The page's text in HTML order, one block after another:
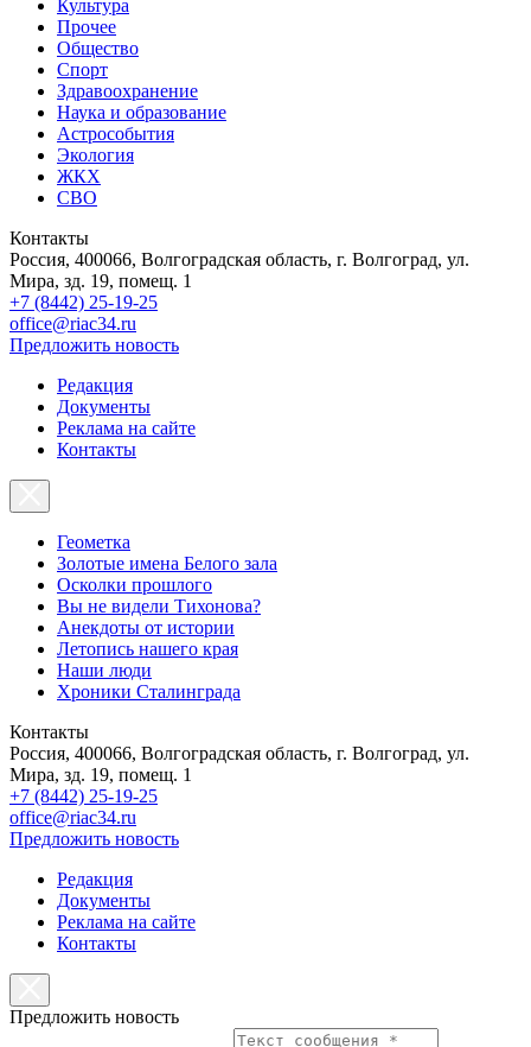
Культура
Прочее
Общество
Спорт
Здравоохранение
Наука и образование
Астрособытия
Экология
ЖКХ
СВО
Контакты
Россия, 400066, Волгоградская область, г. Волгоград, ул.
Мира, зд. 19, помещ. 1
+7 (8442) 25-19-25
office@riac34.ru
Предложить новость
Редакция
Документы
Реклама на сайте
Контакты
Геометка
Золотые имена Белого зала
Осколки прошлого
Вы не видели Тихонова?
Анекдоты от истории
Летопись нашего края
Наши люди
Хроники Сталинграда
Контакты
Россия, 400066, Волгоградская область, г. Волгоград, ул.
Мира, зд. 19, помещ. 1
+7 (8442) 25-19-25
office@riac34.ru
Предложить новость
Редакция
Документы
Реклама на сайте
Контакты
Предложить новость